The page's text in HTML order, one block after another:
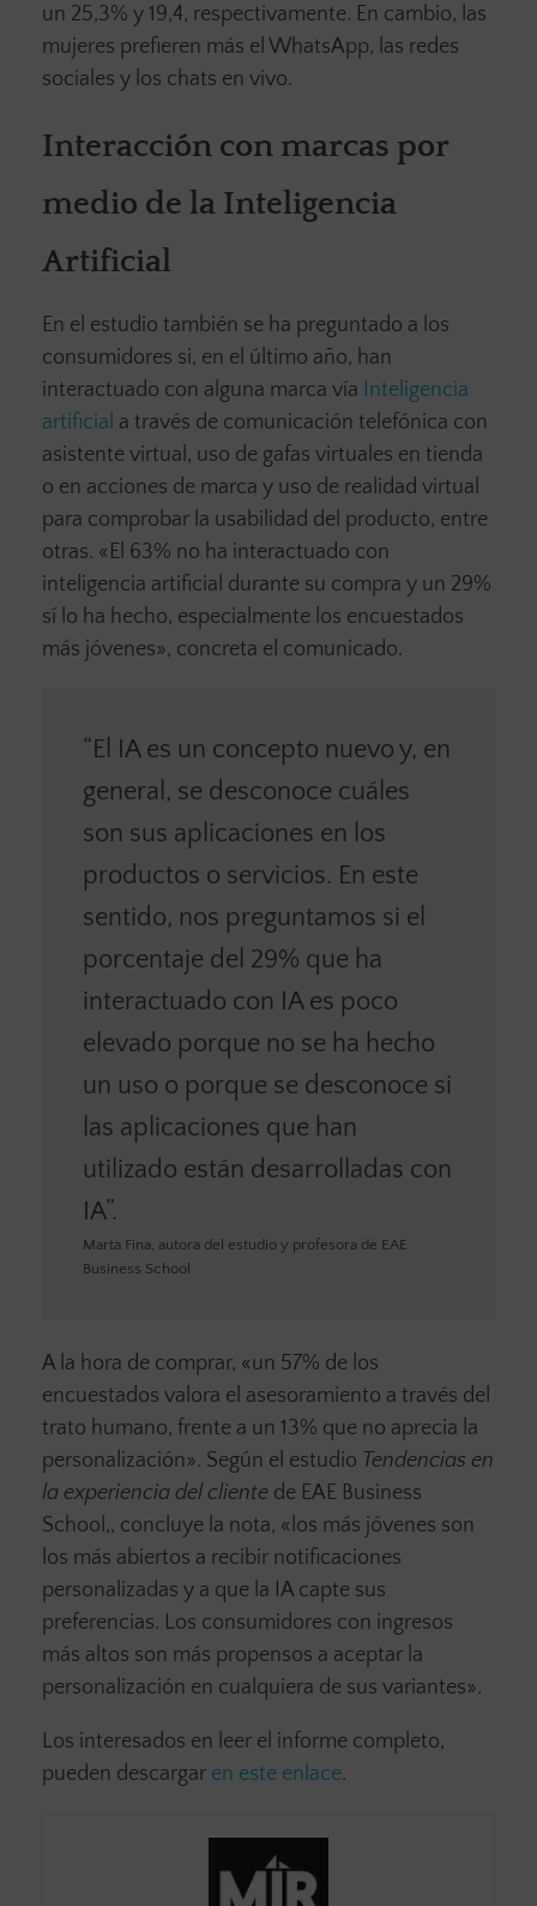
un 25,3% y 19,4, respectivamente. En cambio, las
mujeres prefieren más el WhatsApp, las redes
sociales y los chats en vivo.
Interacción con marcas por
medio de la Inteligencia
Artificial
En el estudio también se ha preguntado a los
consumidores si, en el último año, han
interactuado con alguna marca vía Inteligencia
artificial a través de comunicación telefónica con
asistente virtual, uso de gafas virtuales en tienda
o en acciones de marca y uso de realidad virtual
para comprobar la usabilidad del producto, entre
otras. «El 63% no ha interactuado con
inteligencia artificial durante su compra y un 29%
sí lo ha hecho, especialmente los encuestados
más jóvenes», concreta el comunicado.
“El IA es un concepto nuevo y, en
general, se desconoce cuáles
son sus aplicaciones en los
productos o servicios. En este
sentido, nos preguntamos si el
porcentaje del 29% que ha
interactuado con IA es poco
elevado porque no se ha hecho
un uso o porque se desconoce si
las aplicaciones que han
utilizado están desarrolladas con
IA”.
Marta Fina, autora del estudio y profesora de EAE
Business School
A la hora de comprar, «un 57% de los
encuestados valora el asesoramiento a través del
trato humano, frente a un 13% que no aprecia la
personalización». Según el estudio Tendencias en
la experiencia del cliente de EAE Business
School,, concluye la nota, «los más jóvenes son
los más abiertos a recibir notificaciones
personalizadas y a que la IA capte sus
preferencias. Los consumidores con ingresos
más altos son más propensos a aceptar la
personalización en cualquiera de sus variantes».
Los interesados en leer el informe completo,
pueden descargar en este enlace.